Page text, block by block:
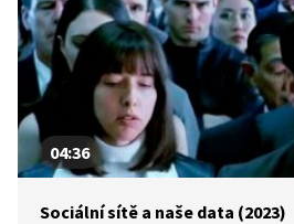
04:36
Sociální sítě a naše data (2023)